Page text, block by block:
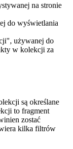
na stronie
do wyświetlania
używanej do
w kolekcji za
są określane
to fragment
zostać
kilka filtrów